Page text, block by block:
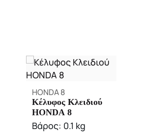
HONDA 8
Κέλυφος Κλειδιού
HONDA 8
Βάρος: 0.1 kg